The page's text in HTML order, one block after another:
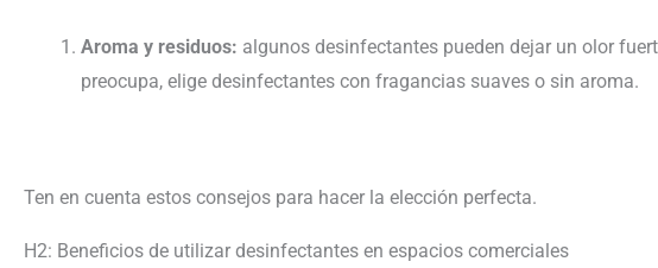
Aroma y residuos: algunos desinfectantes pueden dejar un olor
preocupa, elige desinfectantes con fragancias suaves o sin aroma.
Ten en cuenta estos consejos para hacer la elección perfecta.
H2: Beneficios de utilizar desinfectantes en espacios comerciales